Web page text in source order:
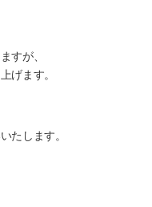
すが、
げます。
たします。